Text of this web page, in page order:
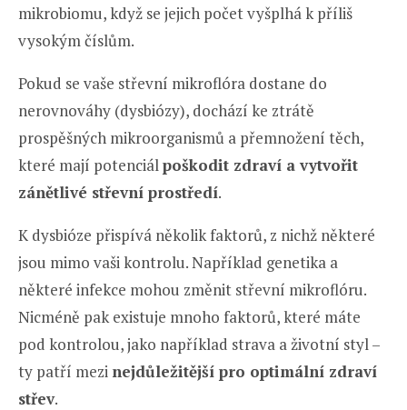
mikrobiomu, když se jejich počet vyšplhá k příliš
vysokým číslům.
Pokud se vaše střevní mikroflóra dostane do
nerovnováhy (dysbiózy), dochází ke ztrátě
prospěšných mikroorganismů a přemnožení těch,
které mají potenciálpoškodit zdraví a vytvořit
zánětlivé střevní prostředí.
K dysbióze přispívá několik faktorů, z nichž některé
jsou mimo vaši kontrolu. Například genetika a
některé infekce mohou změnit střevní mikroflóru.
Nicméně pak existuje mnoho faktorů, které máte
pod kontrolou, jako například strava a životní styl –
ty patří mezi nejdůležitější pro optimální zdraví
střev.